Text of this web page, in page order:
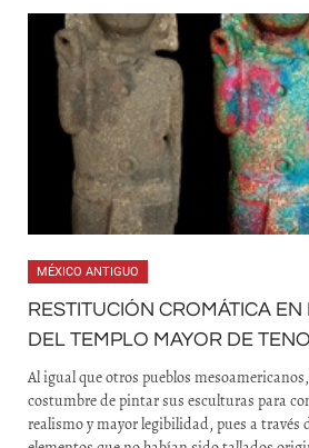
MÉXICO ANTIGUO
RESTITUCIÓN CROMÁTICA EN
DEL TEMPLO MAYOR DE
Al igual que otros pueblos
costumbre de pintar sus esculturas para
realismo y mayor legibilidad, pues a través